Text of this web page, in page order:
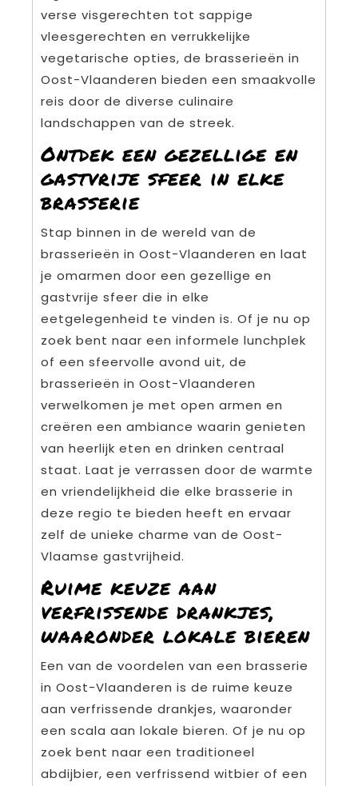
verse visgerechten tot sappige
vleesgerechten en verrukkelijke
vegetarische opties, de brasserieën in
Oost-Vlaanderen bieden een smaakvolle
reis door de diverse culinaire
landschappen van de streek.
Ontdek een gezellige en
gastvrije sfeer in elke
brasserie
Stap binnen in de wereld van de
brasserieën in Oost-Vlaanderen en laat
je omarmen door een gezellige en
gastvrije sfeer die in elke
eetgelegenheid te vinden is. Of je nu op
zoek bent naar een informele lunchplek
of een sfeervolle avond uit, de
brasserieën in Oost-Vlaanderen
verwelkomen je met open armen en
creëren een ambiance waarin genieten
van heerlijk eten en drinken centraal
staat. Laat je verrassen door de warmte
en vriendelijkheid die elke brasserie in
deze regio te bieden heeft en ervaar
zelf de unieke charme van de Oost-
Vlaamse gastvrijheid.
Ruime keuze aan
verfrissende drankjes,
waaronder lokale bieren
Een van de voordelen van een brasserie
in Oost-Vlaanderen is de ruime keuze
aan verfrissende drankjes, waaronder
een scala aan lokale bieren. Of je nu op
zoek bent naar een traditioneel
abdijbier, een verfrissend witbier of een